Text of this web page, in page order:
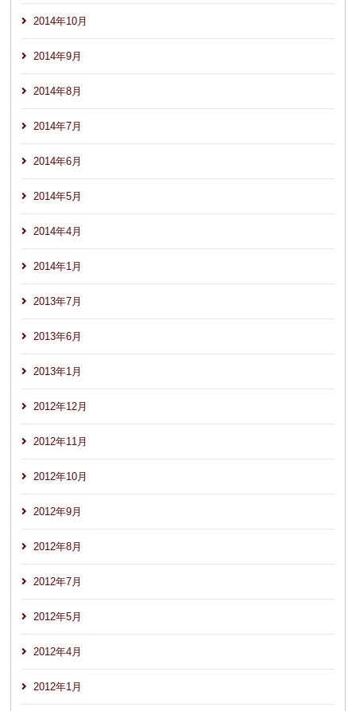
2014年10月
2014年9月
2014年8月
2014年7月
2014年6月
2014年5月
2014年4月
2014年1月
2013年7月
2013年6月
2013年1月
2012年12月
2012年11月
2012年10月
2012年9月
2012年8月
2012年7月
2012年5月
2012年4月
2012年1月